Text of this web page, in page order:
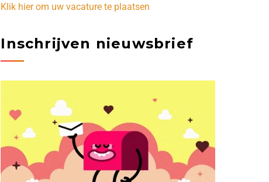
Klik hier om uw vacature te plaatsen
Inschrijven nieuwsbrief